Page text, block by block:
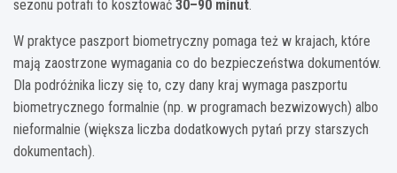
sezonu potrafi to kosztować 30–90 minut.
W praktyce paszport biometryczny pomaga też w krajach, które
mają zaostrzone wymagania co do bezpieczeństwa dokumentów.
Dla podróżnika liczy się to, czy dany kraj wymaga paszportu
biometrycznego formalnie (np. w programach bezwizowych) albo
nieformalnie (większa liczba dodatkowych pytań przy starszych
dokumentach).